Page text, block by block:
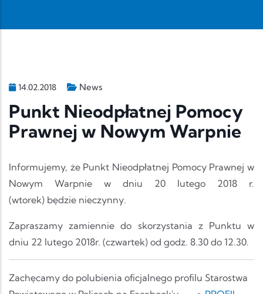
14.02.2018 News
Punkt Nieodpłatnej Pomocy
Prawnej w Nowym Warpnie
Informujemy, że Punkt Nieodpłatnej Pomocy Prawnej w
Nowym Warpnie w dniu 20 lutego 2018 r.
(wtorek) będzie nieczynny.
Zapraszamy zamiennie do skorzystania z Punktu w
dniu 22 lutego 2018r. (czwartek) od godz. 8.30 do 12.30.
Zachęcamy do polubienia oficjalnego profilu Starostwa